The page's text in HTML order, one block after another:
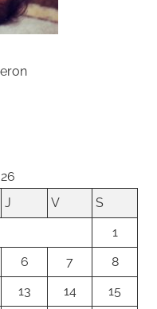
J V
S
1
6 7
8
13 14
15